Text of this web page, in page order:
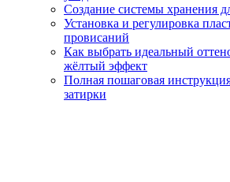
Создание системы хранения
Установка и регулировка
провисаний
Как выбрать идеальный
жёлтый эффект
Полная пошаговая
затирки